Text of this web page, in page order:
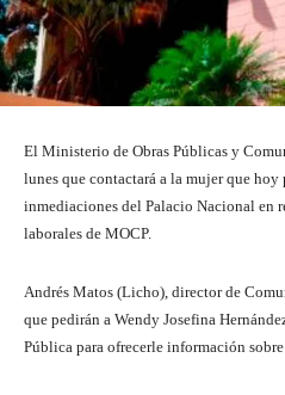
El Ministerio de Obras Públicas y
lunes que contactará a la mujer que hoy
inmediaciones del Palacio Nacional en
laborales de MOCP.
Andrés Matos (Licho), director de
que pedirán a Wendy Josefina
Pública para ofrecerle información sobre